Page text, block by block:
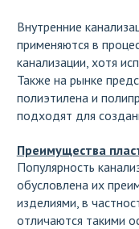
Внутренние
применяются в
канализации, хотя
Также на рынке
полиэтилена и
подходят для
Преимущества
Популярность
обусловлена их
изделиями, в
отличаются такими